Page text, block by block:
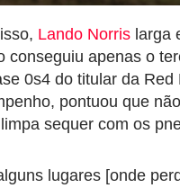
Lando Norris larga
conseguiu apenas o
0s4 do titular da Red
pontuou que
sequer com os
lugares [onde